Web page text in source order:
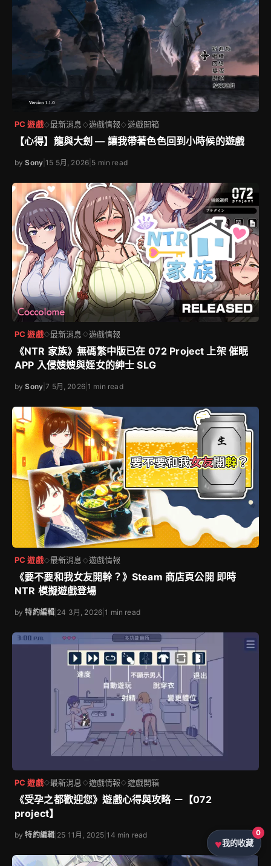
PC 遊戲◇最新消息 ◇遊戲情報◇遊戲開箱
【心得】龍與大劍 — 讓我帶著色色回到小時候的遊戲
bySony |15 5月, 2026 5 min read
PC 遊戲◇最新消息 ◇遊戲情報
《NTR 家族》無碼繁中版已在 072 Project 上架 催眠
APP 入侵嫂嫂與姪女的紳士 SLG
bySony |7 5月, 2026|1 min read
PC 遊戲◇最新消息 ◇遊戲情報
《要不要和我女友開幹？》Steam 商店頁公開 即時
NTR 模擬遊戲登場
by特約編輯 24 3月, 2026 |1 min read
PC 遊戲◇最新消息 ◇遊戲情報◇遊戲開箱
《受孕之都歡迎您》遊戲心得與攻略 －【072
project】
by特約編輯 25 11月, 2025 |14 min read
我的收藏
0